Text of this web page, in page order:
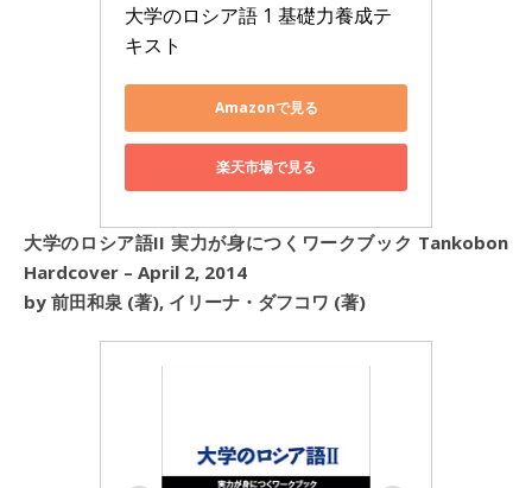
大学のロシア語 1 基礎力養成テ
キスト
Amazonで見る
楽天市場で見る
大学のロシア語II 実力が身につくワークブック Tankobon
Hardcover – April 2, 2014
by 前田和泉 (著), イリーナ・ダフコワ (著)